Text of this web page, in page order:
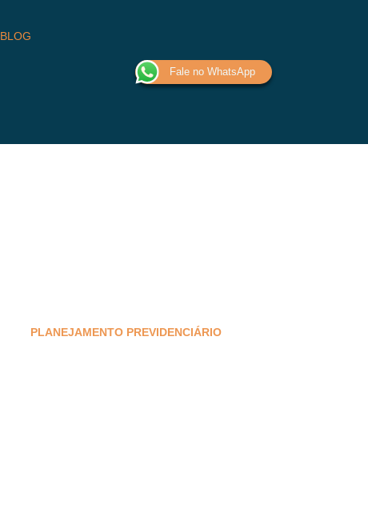
BLOG
Fale no WhatsApp
PLANEJAMENTO PREVIDENCIÁRIO